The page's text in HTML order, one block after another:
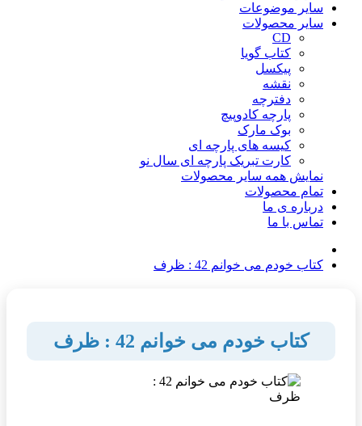
سایر موضوعات
سایر محصولات
CD
کتاب گویا
پیکسل
نقشه
دفترچه
پارچه کادوپیچ
بوک مارک
کیسه های پارچه ای
کارت تبریک پارچه ای سال نو
نمایش همه سایر محصولات
تمام محصولات
درباره ی ما
تماس با ما
کتاب خودم می خوانم 42 : ظرف
کتاب خودم می خوانم 42 : ظرف